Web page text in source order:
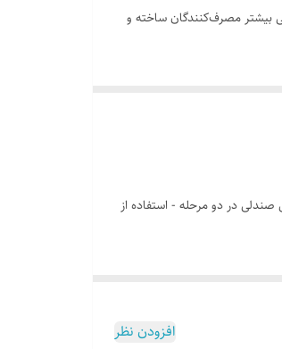
بیشتر مصرف‌کنندگان ساخته و
شود و بهتر است برای
در دو مرحله - استفاده از
افزودن نظر